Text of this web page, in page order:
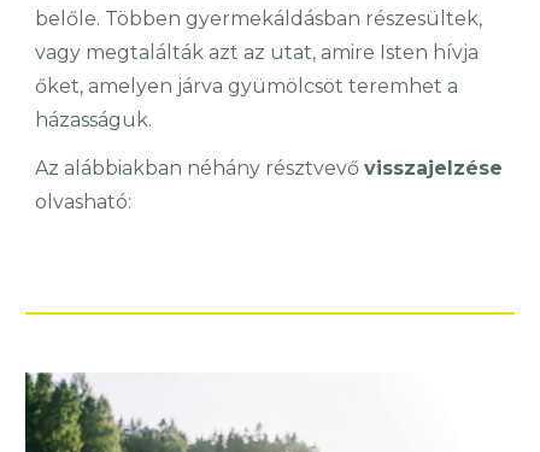
belőle. Többen gyermekáldásban részesültek,
vagy megtalálták azt az utat, amire Isten hívja
őket, amelyen járva gyümölcsöt teremhet a
házasságuk.
Az alábbiakban néhány résztvevővisszajelzése
olvasható: